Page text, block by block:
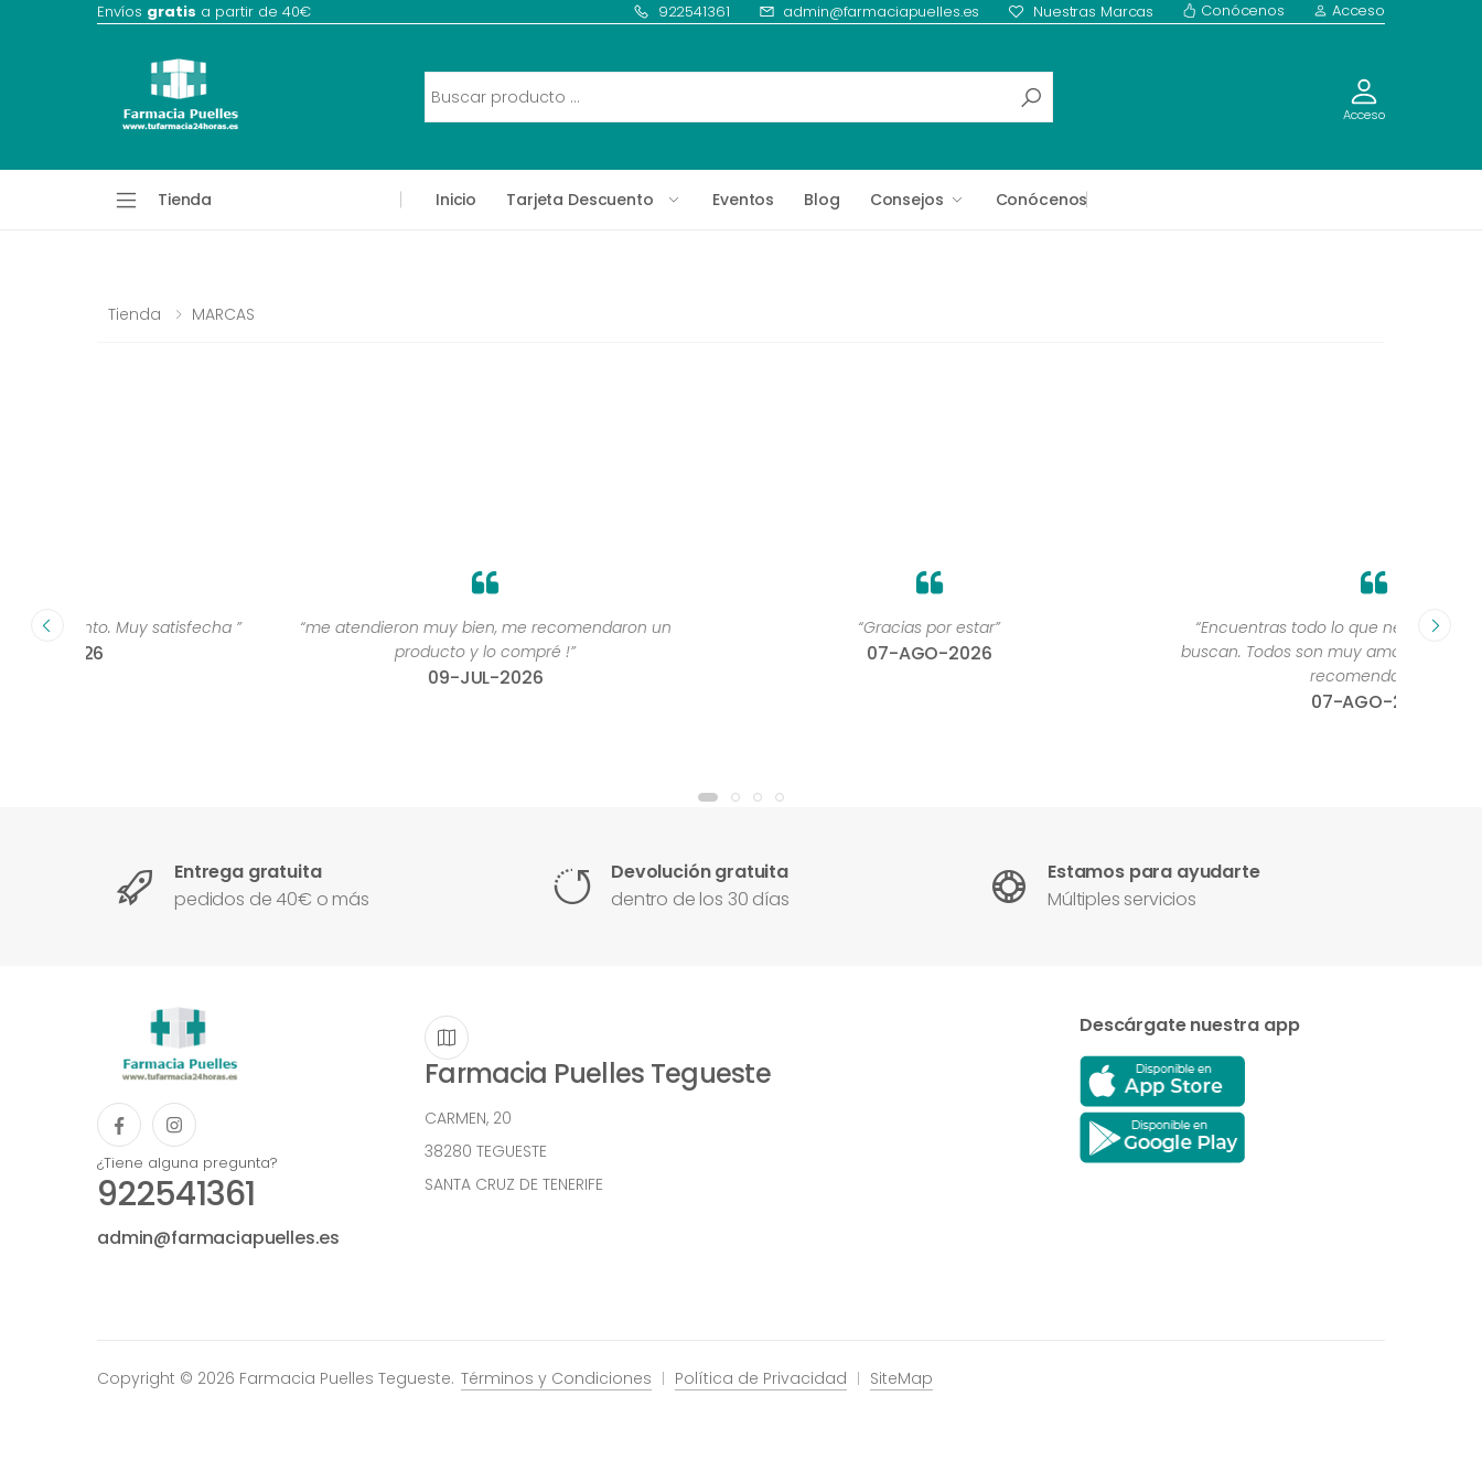
Envíos gratis a partir de 40€ 922541361 admin@farmaciapuelles.es Nuestras Marcas Conócenos Acceso
Acceso
Tienda Inicio Tarjeta Descuento Eventos Blog Consejos Conócenos
Tienda MARCAS
”
“me atendieron muy bien, me recomendaron un
“Gracias por estar”
“Encuentras todo lo que necesitas. Y si no, te lo
buscan. Todos son muy amables y atentos.100x100
Entrega gratuita
pedidos de 40€ o más
Devolución gratuita
dentro de los 30 días
Estamos para ayudarte
Múltiples servicios
¿Tiene alguna pregunta?
922541361
admin@farmaciapuelles.es
Farmacia Puelles Tegueste
CARMEN, 20
38280 TEGUESTE
SANTA CRUZ DE TENERIFE
Descárgate nuestra app
Copyright © 2026 Farmacia Puelles Tegueste. Términos y Condiciones Política de Privacidad SiteMap